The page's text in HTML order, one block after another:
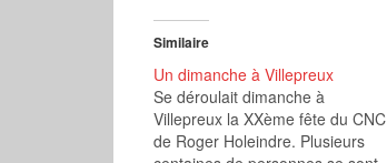
Similaire
Un dimanche à Villepreux
Se déroulait dimanche à
Villepreux la XXème fête du CNC
de Roger Holeindre. Plusieurs